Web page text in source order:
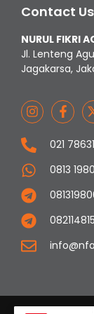
Contact Us
NURUL FIKRI
Jl. Lenteng
Jagakarsa,
021
0813
© 2023 Nurul